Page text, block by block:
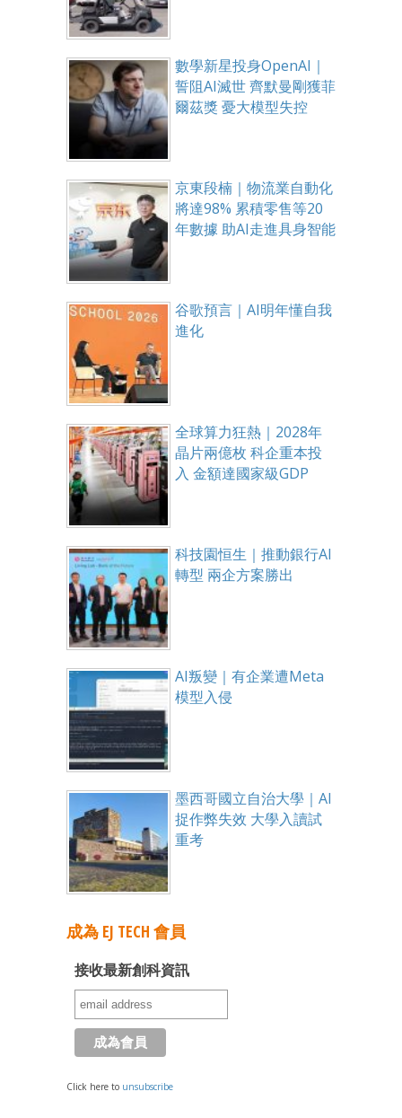
數學新星投身OpenAI｜
誓阻AI滅世 齊默曼剛獲菲
爾茲獎 憂大模型失控
京東段楠｜物流業自動化
將達98% 累積零售等20
年數據 助AI走進具身智能
谷歌預言｜AI明年懂自我
進化
全球算力狂熱｜2028年
晶片兩億枚 科企重本投
入 金額達國家級GDP
科技園恒生｜推動銀行AI
轉型 兩企方案勝出
AI叛變｜有企業遭Meta
模型入侵
墨西哥國立自治大學｜AI
捉作弊失效 大學入讀試
重考
成為 EJ TECH 會員
接收最新創科資訊
Click here to unsubscribe